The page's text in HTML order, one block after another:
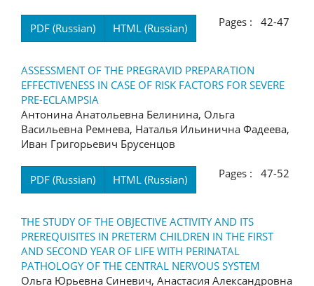
PDF (Russian) HTML (Russian) Pages : 42-47
ASSESSMENT OF THE PREGRAVID PREPARATION
EFFECTIVENESS IN CASE OF RISK FACTORS FOR SEVERE
PRE-ECLAMPSIA
Антонина Анатольевна Белинина, Ольга
Васильевна Ремнева, Наталья Ильинична Фадеева,
Иван Григорьевич Брусенцов
PDF (Russian) HTML (Russian) Pages : 47-52
THE STUDY OF THE OBJECTIVE ACTIVITY AND ITS
PREREQUISITES IN PRETERM CHILDREN IN THE FIRST
AND SECOND YEAR OF LIFE WITH PERINATAL
PATHOLOGY OF THE CENTRAL NERVOUS SYSTEM
Ольга Юрьевна Синевич, Анастасия Александровна